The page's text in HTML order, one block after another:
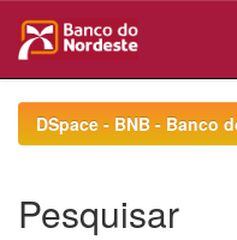
navigationDSpace - BNB - Banco
Pesquisar